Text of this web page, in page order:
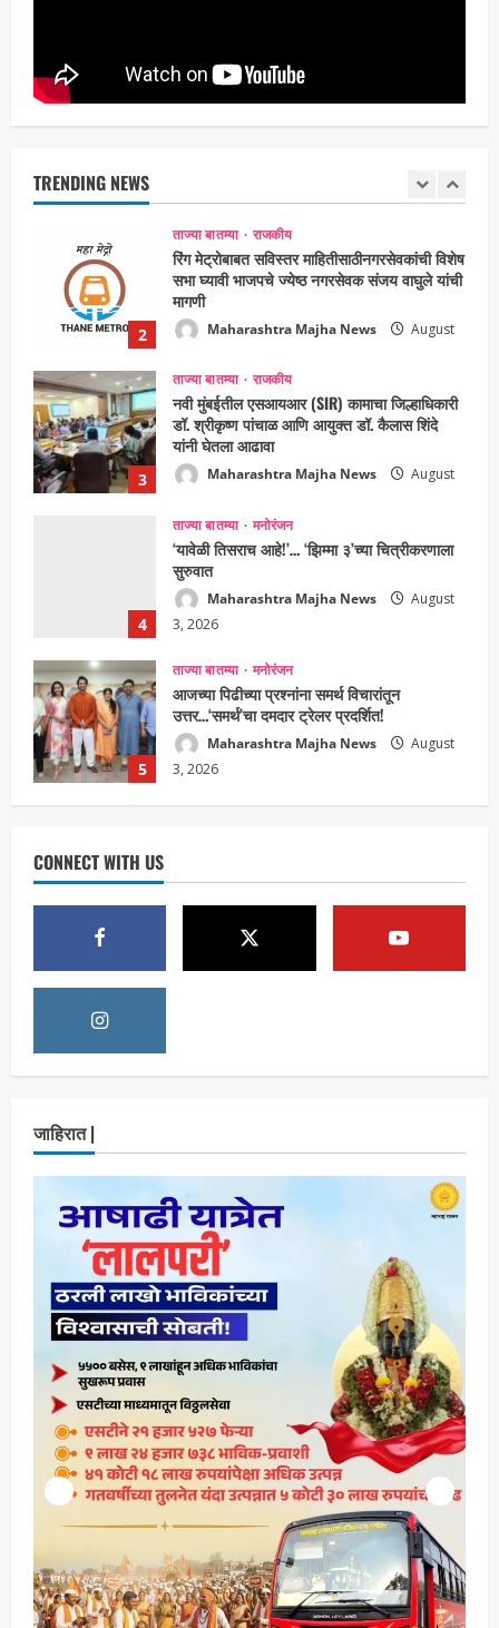
TRENDING NEWS
1
ताज्या बातम्या
2
ताज्या बातम्या राजकीय
रिंग मेट्रोबाबत सविस्तर माहितीसाठीनगरसेवकांची विशेष
सभा घ्यावी भाजपचे ज्येष्ठ नगरसेवक संजय वाघुले यांची
मागणी
Maharashtra Majha News
August
3
ताज्या बातम्या राजकीय
नवी मुंबईतील एसआयआर (SIR) कामाचा जिल्हाधिकारी
डॉ. श्रीकृष्ण पांचाळ आणि आयुक्त डॉ. कैलास शिंदे
यांनी घेतला आढावा
Maharashtra Majha News
August
4
ताज्या बातम्या मनोरंजन
‘यावेळी तिसराच आहे!’… ‘झिम्मा ३’च्या चित्रीकरणाला
सुरुवात
Maharashtra Majha News
August
3, 2026
5
ताज्या बातम्या मनोरंजन
आजच्या पिढीच्या प्रश्नांना समर्थ विचारांतून
उत्तर…‘समर्थ’चा दमदार ट्रेलर प्रदर्शित!
Maharashtra Majha News
August
3, 2026
Maharashtra Majha News
August
2
5, 2026
3
डॉ. श्रीकृष्ण पांचाळ आणि आयुक्त डॉ. कैलास शिंदे
Maharashtra Majha News
August
3, 2026
4
ताज्या बातम्या
‘यावेळी तिसराच आहे!’… ‘झिम्मा ३’च्या चित्रीकरणाला
सुरुवात
Maharashtra Majha News
August
3, 2026
5
ताज्या बातम्या
आजच्या पिढीच्या प्रश्नांना समर्थ विचारांतून
उत्तर…‘समर्थ’चा दमदार ट्रेलर प्रदर्शित!
Maharashtra Majha News
August
3, 2026
CONNECT WITH US
जाहिरात |